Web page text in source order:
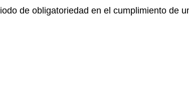
de obligatoriedad en el cumplimiento de